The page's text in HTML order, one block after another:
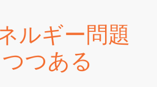
ルギー問題
つある